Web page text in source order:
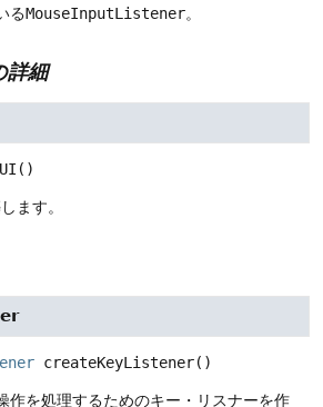
るMouseInputListener。
詳細
()
ます。
createKeyListener()
作を処理するためのキー・リスナーを作